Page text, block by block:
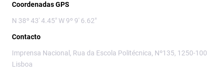
Coordenadas GPS
N 38º 43' 4.45" W 9º 9' 6.62"
Contacto
Imprensa Nacional, Rua da Escola Politécnica, Nº135, 1250-100
Lisboa